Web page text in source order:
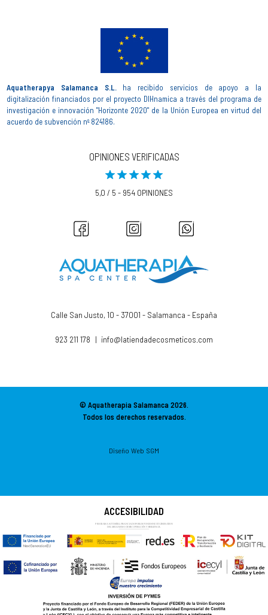
Aquatherapya Salamanca S.L.ha recibido servicios de apoyo a la
digitalización financiados por el proyecto DIHnamica a través del programa de
investigación e innovación "Horizonte 2020" de la Unión Europea en virtud del
acuerdo de subvención nº 824186.
OPINIONES VERIFICADAS
5,0 / 5 - 954 OPINIONES
Calle San Justo, 10 - 37001 - Salamanca - España
923 211 178 | info@latiendadecosmeticos.com
© Aquatherapia Salamanca2026.
Todos los derechos reservados.
Diseño Web SGM
ACCESIBILIDAD